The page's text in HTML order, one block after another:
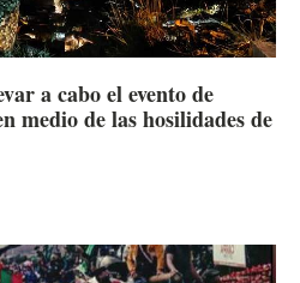
a cabo el evento de
medio de las hosilidades de